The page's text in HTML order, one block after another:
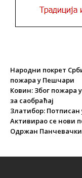
Народни покрет
пожара у Пешчари
Ковин: Због пожара
за саобраћај
Златибор:
Активирао се нови
Одржан